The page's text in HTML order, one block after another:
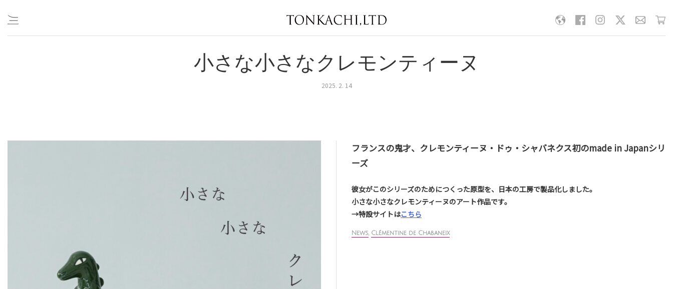
小さな小さなクレモンティーヌ
2025. 2. 14
フランスの鬼才、クレモンティーヌ・ドゥ・シャバネクス初のmade in Japanシリ
ーズ
彼女がこのシリーズのためにつくった原型を、日本の工房で製品化しました。
小さな小さなクレモンティーヌのアート作品です。
→特設サイトはこちら
News, Clémentine de Chabaneix